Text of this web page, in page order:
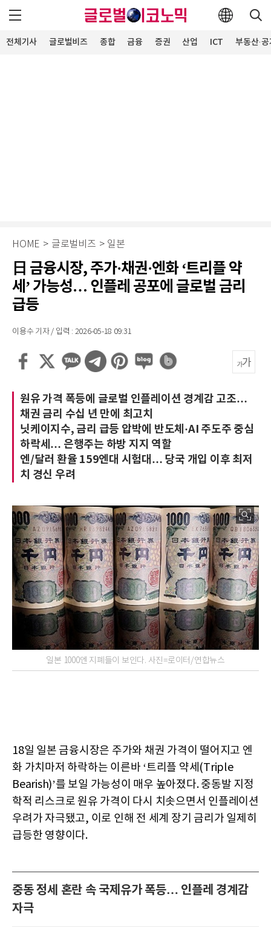
전체기사 글로벌비즈 종합 금융 증권 산업 ICT 부동산·
HOME > 글로벌비즈 > 일본
日 금융시장, 주가·채권·엔화 ‘트리플 약
세’ 가능성… 인플레 공포에 글로벌 금리
급등
이용수 기자 / 입력 : 2026-05-18 09:31
원유 가격 폭등에 글로벌 인플레이션 경계감 고조…
채권 금리 수십 년 만에 최고치
닛케이지수, 금리 급등 압박에 반도체·AI 주도주 중심
하락세… 은행주는 하방 지지 역할
엔/달러 환율 159엔대 시험대… 당국 개입 이후 최저
치 경신 우려
일본 1000엔 지폐들이 보인다. 사진=로이터/연합뉴스
18일 일본 금융시장은 주가와 채권 가격이 떨어지고 엔
화 가치마저 하락하는 이른바 ‘트리플 약세(Triple
Bearish)’를 보일 가능성이 매우 높아졌다. 중동발 지정
학적 리스크로 원유 가격이 다시 치솟으면서 인플레이션
우려가 자극됐고, 이로 인해 전 세계 장기 금리가 일제히
급등한 영향이다.
중동 정세 혼란 속 국제유가 폭등… 인플레 경계감
자극